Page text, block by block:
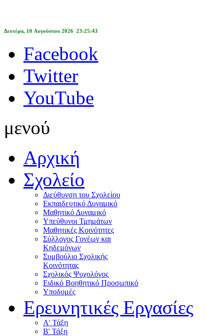
Δευτέρα, 10 Αυγούστου 2026 23:25:43
Facebook
Twitter
YouTube
μενού
Αρχική
Σχολείο
Διεύθυνση του Σχολείου
Εκπαιδευτικό Δυναμικό
Μαθητικό Δυναμικό
Υπεύθυνοι Τμημάτων
Μαθητικές Κοινότητες
Σύλλογος Γονέων και
Κηδεμόνων
Συμβούλιο Σχολικής
Κοινότητας
Σχολικός Ψυχολόγος
Ειδικό Βοηθητικό Προσωπικό
Υποδομές
Ερευνητικές Εργασίες
Α' Τάξη
Β' Τάξη